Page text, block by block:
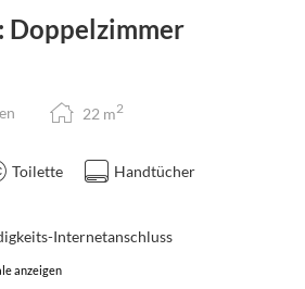
Doppelzimmer
22 m2
Toilette
Handtücher
Internetanschluss
anzeigen